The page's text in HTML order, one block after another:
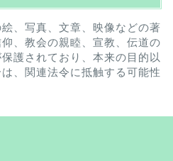
、写真、文章、映像などの著
、教会の親睦、宣教、伝道の
護されており、本来の目的以
、関連法令に抵触する可能性